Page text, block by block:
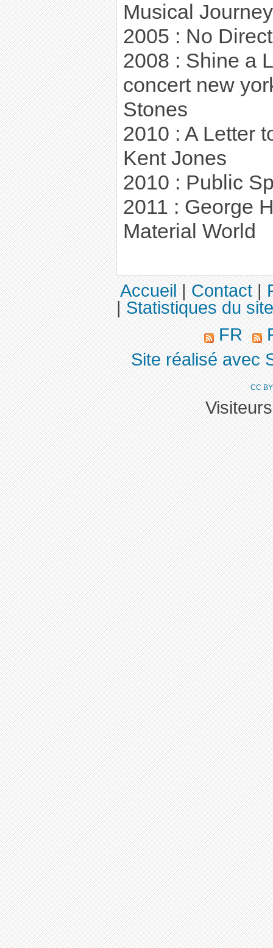
Musical Journey
2005 : No
2008 : Shine a
concert new
Stones
2010 : A Letter
Kent Jones
2010 : Public
2011 : George
Material World
Accueil|Contact|
|Statistiques du site
FR
Site réalisé avec
CC